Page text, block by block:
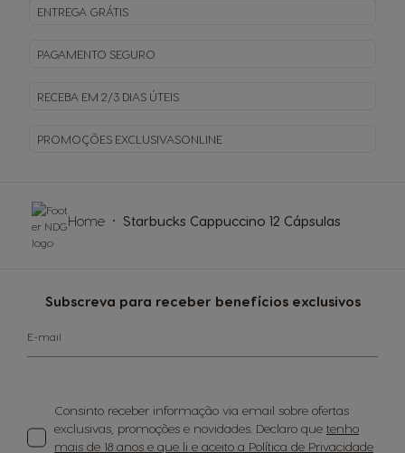
ENTREGA GRÁTIS
PAGAMENTO SEGURO
RECEBA EM 2/3 DIAS ÚTEIS
PROMOÇÕES EXCLUSIVASONLINE
Subscreva para receber benefícios exclusivos
E-mail
Consinto receber informação via email sobre ofertas
exclusivas, promoções e novidades. Declaro que tenho
mais de 18 anos e que li e aceito a Política de Privacidade
Home Starbucks Cappuccino 12 Cápsulas